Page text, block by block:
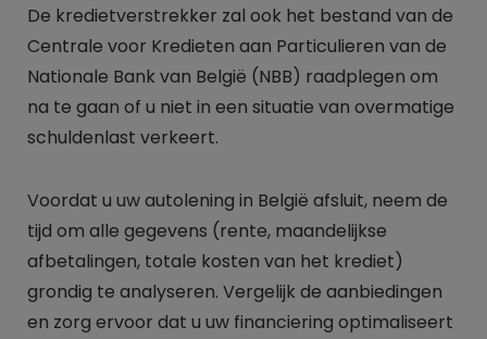
De kredietverstrekker zal ook het bestand van de
Centrale voor Kredieten aan Particulieren van de
Nationale Bank van België (NBB) raadplegen om
na te gaan of u niet in een situatie van overmatige
schuldenlast verkeert.
Voordat u uw autolening in België afsluit, neem de
tijd om alle gegevens (rente, maandelijkse
afbetalingen, totale kosten van het krediet)
grondig te analyseren. Vergelijk de aanbiedingen
en zorg ervoor dat u uw financiering optimaliseert